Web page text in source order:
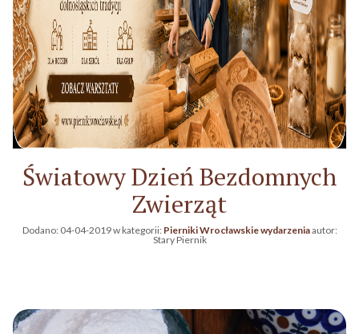
Światowy Dzień Bezdomnych
Zwierząt
Dodano: 04-04-2019w kategorii: Pierniki Wrocławskie wydarzeniaautor:
Stary Piernik